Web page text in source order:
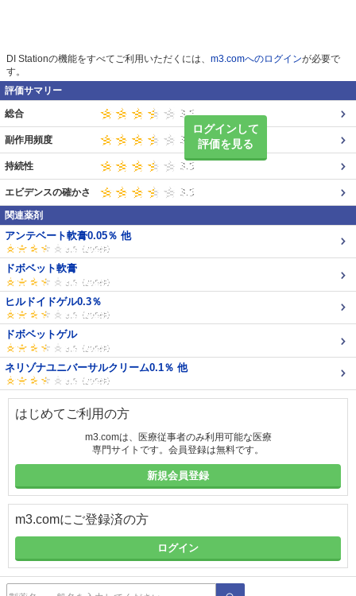
DI Stationの機能をすべてご利用いただくには、 m3.comへのログインが必要で
す。
評価サマリー
ログインして
評価を見る
総合
副作用頻度
持続性
エビデンスの確かさ
関連薬剤
アンテベート軟膏0.05％ 他
ドボベット軟膏
ヒルドイドゲル0.3％
ドボベットゲル
ネリゾナユニバーサルクリーム0.1％ 他
はじめてご利用の方
m3.comは、医療従事者のみ利用可能な医療
専門サイトです。会員登録は無料です。
新規会員登録
m3.comにご登録済の方
ログイン